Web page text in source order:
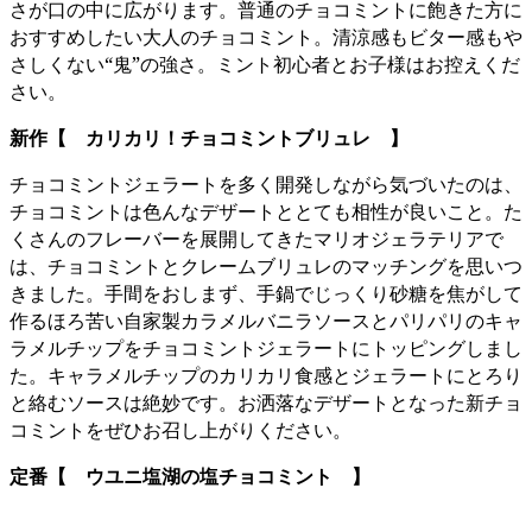
さが口の中に広がります。普通のチョコミントに飽きた方に
おすすめしたい大人のチョコミント。清涼感もビター感もや
さしくない“鬼”の強さ。ミント初心者とお子様はお控えくだ
さい。
新作【 カリカリ！チョコミントブリュレ 】
チョコミントジェラートを多く開発しながら気づいたのは、
チョコミントは色んなデザートととても相性が良いこと。た
くさんのフレーバーを展開してきたマリオジェラテリアで
は、チョコミントとクレームブリュレのマッチングを思いつ
きました。手間をおしまず、手鍋でじっくり砂糖を焦がして
作るほろ苦い自家製カラメルバニラソースとパリパリのキャ
ラメルチップをチョコミントジェラートにトッピングしまし
た。キャラメルチップのカリカリ食感とジェラートにとろり
と絡むソースは絶妙です。お洒落なデザートとなった新チョ
コミントをぜひお召し上がりください。
定番【 ウユニ塩湖の塩チョコミント 】